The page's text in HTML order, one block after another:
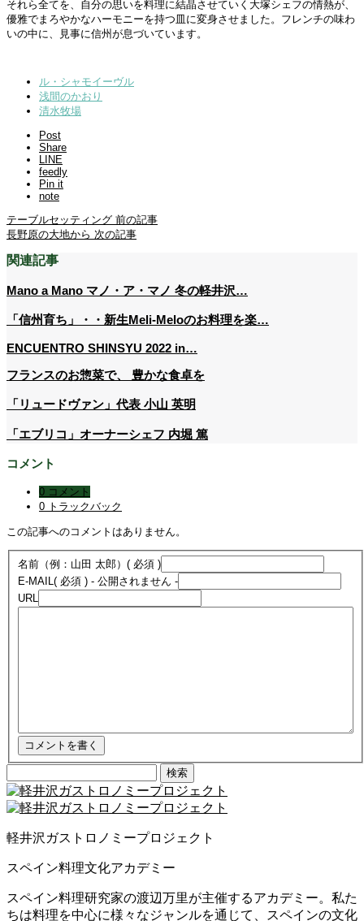
それら全てを、自分の思いを料理に結晶させていく大塚シェフの情熱が、
優雅でまろやかなハーモニーを持つ皿に変身させました。フレンチの味わ
いの中に、見事に信州が息づいています。
ル・シャモイーヴル
浅間のかおり
清水牧場
Post
Share
LINE
feedly
Pin it
note
テーブルセッティング 前の記事
長野原の大地から 次の記事
関連記事
Mano a Mano マノ・ア・マノ 冬の軽井沢…
「信州育ち」・・新生Meli-Meloのお料理を楽…
ENCUENTRO SHINSYU 2022 in…
フランスのお惣菜で、 豊かな食卓を
「リュードヴァン」代表 小山 英明
「エブリコ」オーナーシェフ 内堀 篤
コメント
0 コメント
0 トラックバック
この記事へのコメントはありません。
名前（例：山田 太郎） ( 必須 )
E-MAIL ( 必須 ) - 公開されません -
URL
索:
軽井沢ガストロノミープロジェクト
スペイン料理文化アカデミー
スペイン料理研究家の渡辺万里が主催するアカデミー。私た
ちは料理を中心に様々なジャンルを通じて、スペインの文化